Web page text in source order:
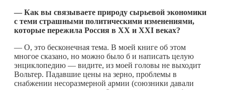
— Как вы связываете природу сырьевой экономики
с теми страшными политическими изменениями,
которые пережила Россия в XX и XXI веках?
— О, это бесконечная тема. В моей книге об этом
многое сказано, но можно было б и написать целую
энциклопедию — видите, из моей головы не выходит
Вольтер. Падавшие цены на зерно, проблемы в
снабжении несоразмерной армии (союзники давали